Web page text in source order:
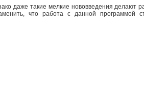
даже такие мелкие нововведения делают
что работа с данной программой